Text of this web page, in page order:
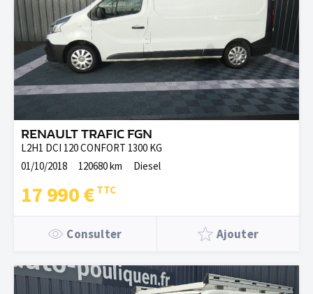
RENAULT TRAFIC FGN
L2H1 DCI 120 CONFORT 1300 KG
01/10/2018
120680 km Diesel
17 990 €
Consulter Ajouter